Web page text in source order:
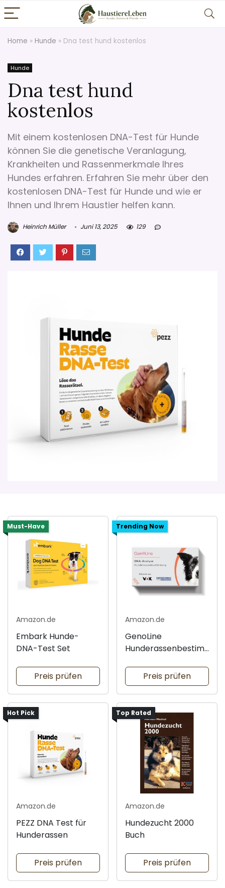
Home » Hunde » Dna test hund kostenlos
Hunde
Dna test hund
kostenlos
Mit einem kostenlosen DNA-Test für Hunde
können Sie die genetische Veranlagung,
Krankheiten und Rassenmerkmale Ihres
Hundes erfahren. Erfahren Sie mehr über den
kostenlosen DNA-Test für Hunde und wie er
Ihnen und Ihrem Haustier helfen kann.
Heinrich Müller Juni 13, 2025 129
Must-Have
Amazon.de
Embark Hunde-
DNA-Test Set
Preis prüfen
Trending Now
Amazon.de
GenoLine
Hunderassenbestim
Preis prüfen
Hot Pick
Amazon.de
PEZZ DNA Test für
Hunderassen
Preis prüfen
Top Rated
Amazon.de
Hundezucht 2000
Buch
Preis prüfen